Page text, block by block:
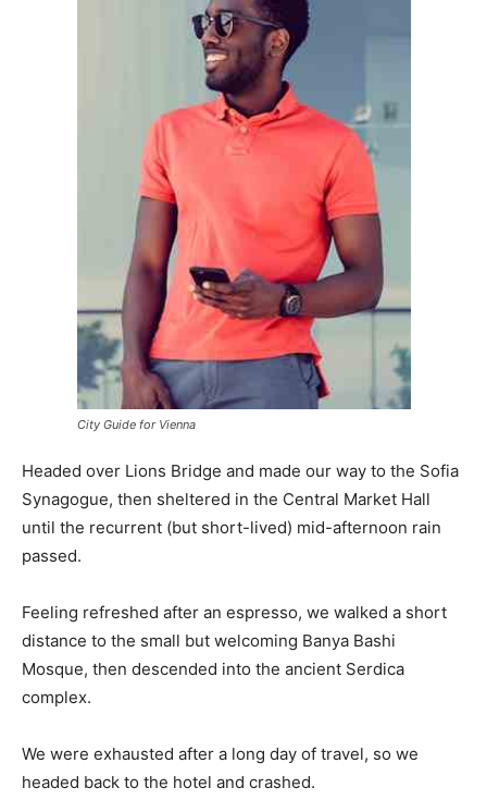
City Guide for Vienna
Headed over Lions Bridge and made our way to the Sofia
Synagogue, then sheltered in the Central Market Hall
until the recurrent (but short-lived) mid-afternoon rain
passed.
Feeling refreshed after an espresso, we walked a short
distance to the small but welcoming Banya Bashi
Mosque, then descended into the ancient Serdica
complex.
We were exhausted after a long day of travel, so we
headed back to the hotel and crashed.